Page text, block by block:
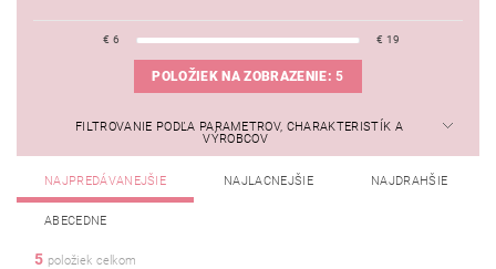
€ 6 € 19
POLOŽIEK NA ZOBRAZENIE:5
FILTROVANIE PODĽA PARAMETROV, CHARAKTERISTÍK A
VÝROBCOV
NAJPREDÁVANEJŠIE NAJLACNEJŠIE NAJDRAHŠIE
ABECEDNE
5 položiek celkom